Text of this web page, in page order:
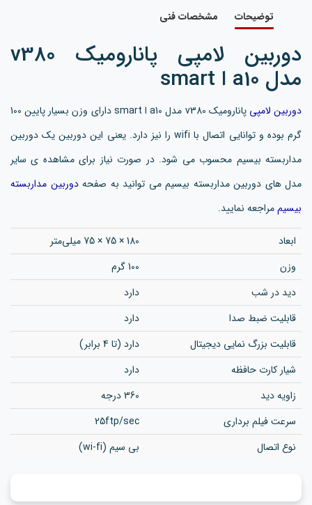
توضیحات مشخصات فنی
دوربین لامپی پانارومیک v380
مدل a10 ا smart
دوربین لامپی
پانارومیک v380 مدل a10 ا smart دارای وزن بسیار پایین 100
گرم بوده و توانایی اتصال با wifi را نیز دارد. یعنی این دوربین یک دوربین
مداربسته بیسیم محسوب می شود. در صورت نیاز برای مشاهده ی سایر
مدل های دوربین مداربسته بیسیم می توانید به صفحهدوربین مداربسته
بیسیممراجعه نمایید.
ابعاد
180 × 75 × 75 میلی‌متر
وزن
100 گرم
دید در شب
دارد
قابلیت ضبط صدا
دارد
قابلیت بزرگ نمایی دیجیتال
دارد (تا 4 برابر)
شیار کارت حافظه
دارد
زاویه دید
360 درجه
سرعت فیلم برداری
25ftp/sec
نوع اتصال
بی سیم (wi-fi)